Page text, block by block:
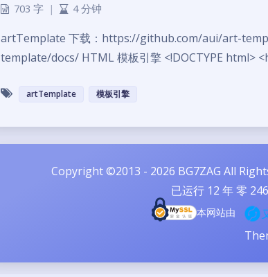
703 字 | 4 分钟
artTemplate 下载：https://github.com/aui/art-
template/docs/ HTML 模板引擎 <!DOCTYPE
artTemplate 模板引擎
Copyright ©2013 - 2026 BG7ZAG All
已运行 12 年 零 246
本网站由